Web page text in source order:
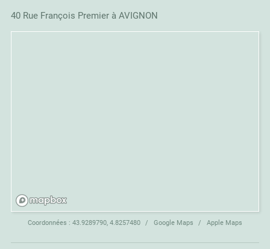
40 Rue François Premier à AVIGNON
Coordonnées : 43.9289790, 4.8257480 Google Maps Apple Maps